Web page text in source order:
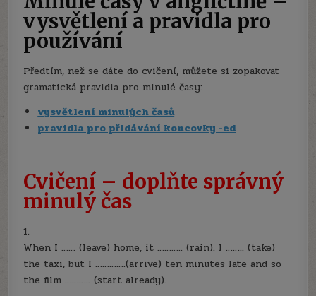
vysvětlení a pravidla pro
používání
Předtím, než se dáte do cvičení, můžete si zopakovat
gramatická pravidla pro minulé časy:
vysvětlení minulých časů
pravidla pro přidávání koncovky -ed
Cvičení – doplňte správný
minulý čas
1.
When I …… (leave) home, it ……….. (rain). I …….. (take)
the taxi, but I ………….(arrive) ten minutes late and so
the film ……….. (start already).